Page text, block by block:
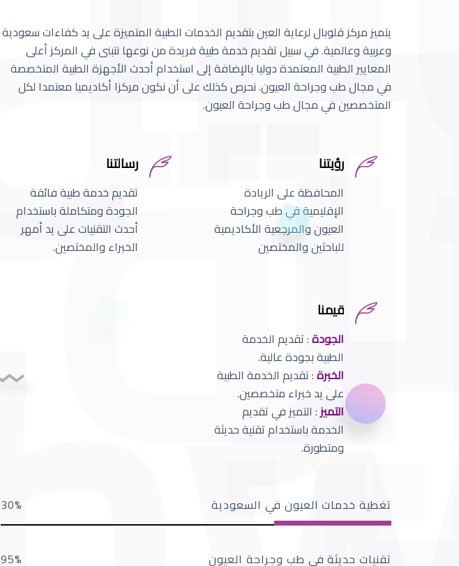
يتميز مركز قلوبال لرعاية العين بتقديم الخدمات الطبية المتميزة على يد كفاءات سعودية
وعربية وعالمية. في سبيل تقديم خدمة طبية فريدة من نوعها نتبنى في المركز أعلى
المعايير الطبية المعتمدة دوليا بالإضافة إلى استخدام أحدث الأجهزة الطبية المتخصصة
في مجال طب وجراحة العيون. نحرص كذلك على أن نكون مركزا أكاديميا معتمدا لكل
المتخصصين في مجال طب وجراحة العيون.
رؤيتنا
المحافظة على الريادة
الإقليمية في طب وجراحة
العيون والمرجعية الأكاديمية
للباحثين والمختصين
رسالتنا
تقديم خدمة طبية فائقة
الجودة ومتكاملة باستخدام
أحدث التقنيات على يد أمهر
الخبراء والمختصين.
قيمنا
الجودة: تقديم الخدمة
الطبية بجودة عالية.
الخبرة: تقديم الخدمة الطبية
على يد خبراء متخصصين.
التميز: التميز في تقديم
الخدمة باستخدام تقنية حديثة
ومتطورة.
تغطية خدمات العيون في السعودية 30
تقنيات حديثة في طب وجراحة العيون 95